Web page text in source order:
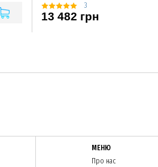
3
13 482 грн
МЕНЮ
Про нас